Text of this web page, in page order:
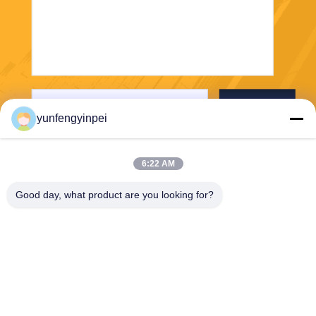
yunfengyinpei
6:22 AM
Good day, what product are you looking for?